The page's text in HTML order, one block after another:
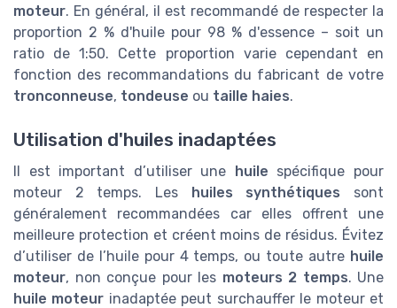
moteur. En général, il est recommandé de respecter la
proportion 2 % d'huile pour 98 % d'essence – soit un
ratio de 1:50. Cette proportion varie cependant en
fonction des recommandations du fabricant de votre
tronconneuse, tondeuse ou taille haies.
Utilisation d'huiles inadaptées
Il est important d’utiliser une huile spécifique pour
moteur 2 temps. Les huiles synthétiques sont
généralement recommandées car elles offrent une
meilleure protection et créent moins de résidus. Évitez
d’utiliser de l’huile pour 4 temps, ou toute autre huile
moteur, non conçue pour les moteurs 2 temps. Une
huile moteur inadaptée peut surchauffer le moteur et